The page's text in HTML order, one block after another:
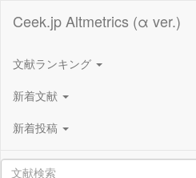
Ceek.jp Altmetrics (α ver.)
文献ランキング
新着文献
新着投稿